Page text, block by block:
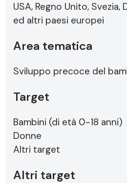
USA, Regno Unito, Svezia,
ed altri paesi europei
Area tematica
Sviluppo precoce del
Target
Bambini (di età 0-18 anni)
Donne
Altri target
Altri target